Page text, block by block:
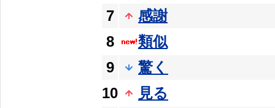
7
感謝
8
類似
9
驚く
10
見る